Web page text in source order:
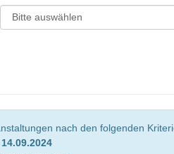
nach den folgenden